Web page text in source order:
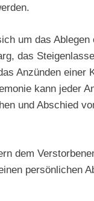
um das Ablegen
das
Anzünden einer
kann jeder
und Abschied
dem
persönlichen